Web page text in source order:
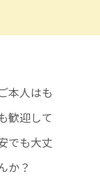
本人はも
歓迎して
でも大丈
か？